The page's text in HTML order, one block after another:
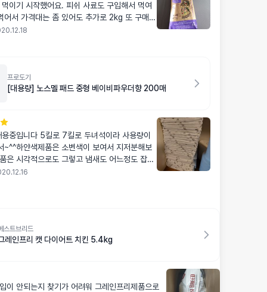
이기 시작했어요. 피쉬 사료도 구입해서 먹여
어서 가격대는 좀 있어도 추가로 2kg 또 구매했
프로도기
[대용량] 노스멜 패드 중형 베이비파우더향 200매
중입니다 5킬로 7킬로 두녀석이라 사용량이
~^^하얀색제품은 소변색이 보여서 지저분해보
은 시각적으로도 그렇고 냄새도 어느정도 잡아
니다
스트브리드
레인프리 캣 다이어트 치킨 5.4kg
이 안되는지 찾기가 어려워 그레인프리제품으로